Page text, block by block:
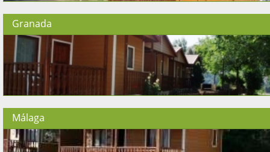
Granada
Málaga